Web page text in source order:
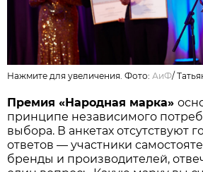
Нажмите для увеличения. Фото:АиФ/
Премия «Народная марка»
принципе независимого
выбора. В анкетах отсутствуют
ответов — участники
бренды и производителей,